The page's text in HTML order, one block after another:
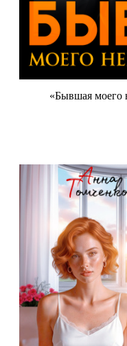
«Бывшая моего